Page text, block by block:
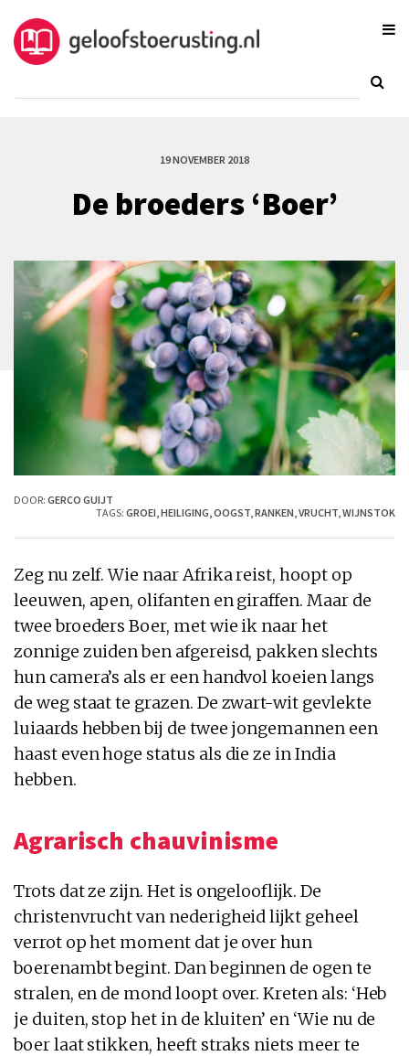
19 NOVEMBER 2018
De broeders ‘Boer’
DOOR: GERCO GUIJT
TAGS: GROEI HEILIGING OOGST RANKEN VRUCHT WIJNSTOK
Zeg nu zelf. Wie naar Afrika reist, hoopt op
leeuwen, apen, olifanten en giraffen. Maar de
twee broeders Boer, met wie ik naar het
zonnige zuiden ben afgereisd, pakken slechts
hun camera’s als er een handvol koeien langs
de weg staat te grazen. De zwart-wit gevlekte
luiaards hebben bij de twee jongemannen een
haast even hoge status als die ze in India
hebben.
Agrarisch chauvinisme
Trots dat ze zijn. Het is ongelooflijk. De
christenvrucht van nederigheid lijkt geheel
verrot op het moment dat je over hun
boerenambt begint. Dan beginnen de ogen te
stralen, en de mond loopt over. Kreten als: ‘Heb
je duiten, stop het in de kluiten’ en ‘Wie nu de
boer laat stikken, heeft straks niets meer te